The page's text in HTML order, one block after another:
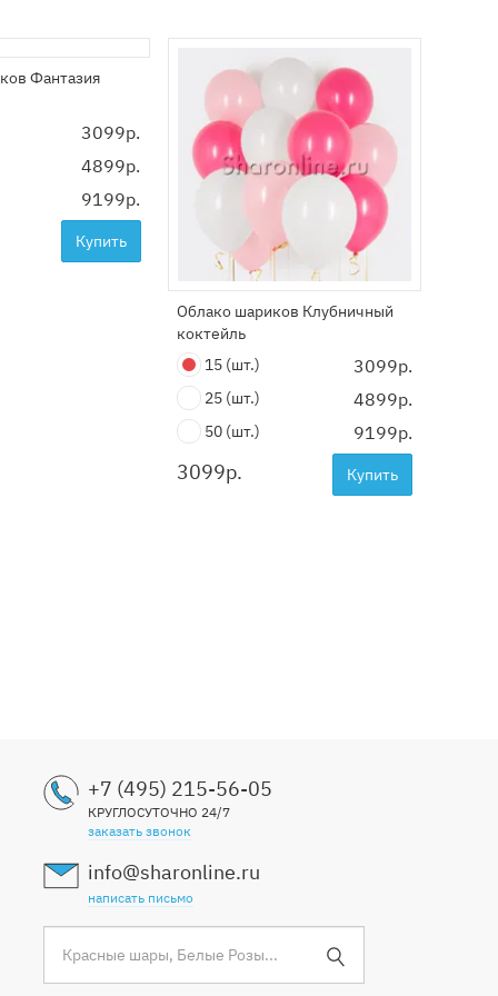
Фантазия
3099р.
4899р.
9199р.
Купить
Облако шариков Клубничный
коктейль
15 (шт.) 3099р.
25 (шт.) 4899р.
50 (шт.) 9199р.
3099р. Купить
+7 (495) 215-56-05
КРУГЛОСУТОЧНО 24/7
заказать звонок
info@sharonline.ru
написать письмо